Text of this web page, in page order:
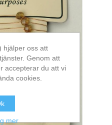
hjälper oss att
Genom att
accepterar du att vi
cookies.
mer